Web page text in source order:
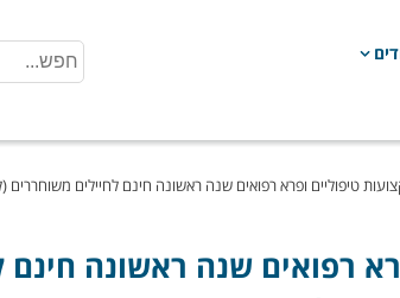
טיפוליים ופרא רפואים שנה ראשונה חינם לחיילים
רפואיםשנה ראשונה חינם